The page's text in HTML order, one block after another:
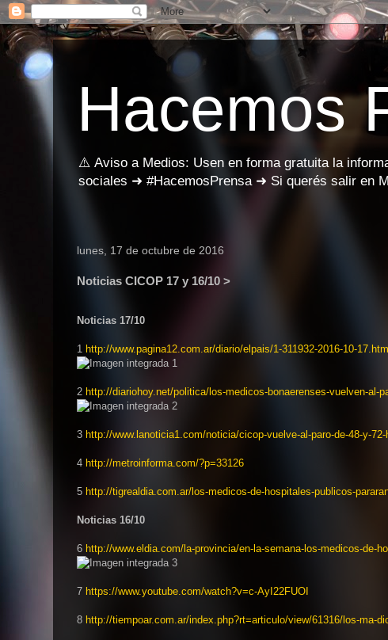
Hacemos
⚠️ Aviso a Medios: Usen en forma gratuita la
sociales ➜ #HacemosPrensa ➜ Si querés salir en
lunes, 17 de octubre de 2016
Noticias CICOP 17 y 16/10 >
Noticias 17/10
1 http://www.pagina12.com.ar/diario/elpais/1-311932-2016-10-17.html
2 http://diariohoy.net/politica/ los-medicos-bonaerenses-vuelven-al-
3 http://www.lanoticia1.com/noticia/cicop-vuelve-al-paro-de-48-y-
4 http://metroinforma.com/?p=33126
5 http://tigrealdia.com.ar/los-medicos-de-hospitales-publicos-
Noticias 16/10
6 http://www.eldia.com/la-provincia/en-la-semana-los-medicos-de-
7 https://www.youtube.com/watch?v=c-AyI22FUOI
8 http://tiempoar.com.ar/index.php?rt=articulo/view/61316/ los-ma-